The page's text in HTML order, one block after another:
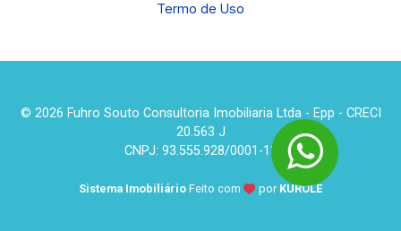
Termo de Uso
© 2026 Fuhro Souto Consultoria Imobiliaria Ltda - Epp - CRECI
20.563 J
CNPJ: 93.555.928/0001-13
Sistema Imobiliário Feito com por KUROLE